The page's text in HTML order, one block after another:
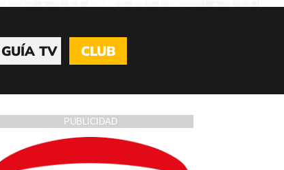
GUÍA TV CLUB
PUBLICIDAD